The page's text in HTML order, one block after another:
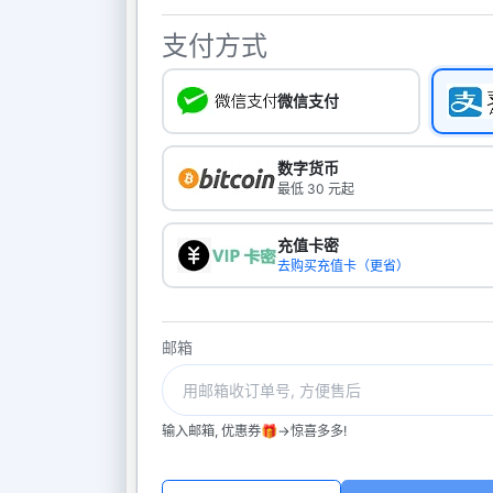
支付方式
微信支付
数字货币
最低 30 元起
充值卡密
去购买充值卡（更省）
邮箱
输入邮箱, 优惠券🎁->惊喜多多!